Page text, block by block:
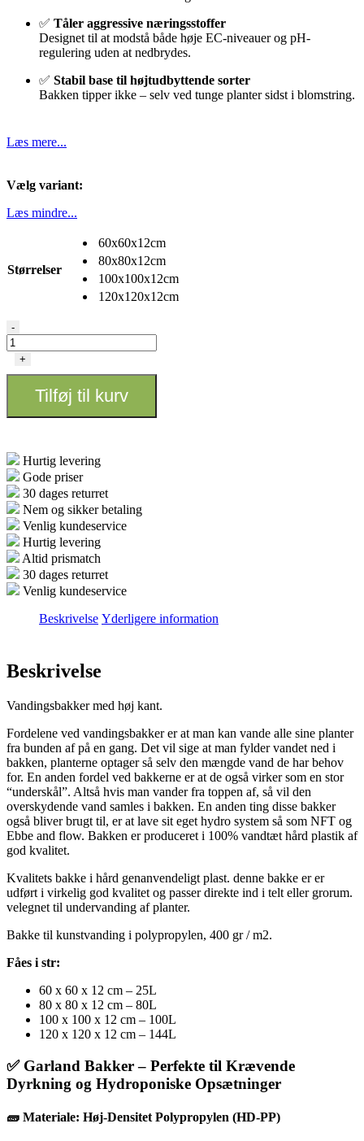
✅ Tåler aggressive næringsstoffer
Designet til at modstå både høje EC-niveauer og pH-
regulering uden at nedbrydes.
✅ Stabil base til højtudbyttende sorter
Bakken tipper ikke – selv ved tunge planter sidst i blomstring.
Læs mere...
Vælg variant:
Læs mindre...
Størrelser
60x60x12cm
80x80x12cm
100x100x12cm
120x120x12cm
GARLAND
Tray
–
-
+
Tilføj til kurv
Hurtig levering
Gode priser
30 dages returret
Nem og sikker betaling
Venlig kundeservice
Hurtig levering
Altid prismatch
30 dages returret
Venlig kundeservice
Beskrivelse Yderligere information
Beskrivelse
Vandingsbakker med høj kant.
Fordelene ved vandingsbakker er at man kan vande alle sine planter
fra bunden af på en gang. Det vil sige at man fylder vandet ned i
bakken, planterne optager så selv den mængde vand de har behov
for. En anden fordel ved bakkerne er at de også virker som en stor
“underskål”. Altså hvis man vander fra toppen af, så vil den
overskydende vand samles i bakken. En anden ting disse bakker
også bliver brugt til, er at lave sit eget hydro system så som NFT og
Ebbe and flow. Bakken er produceret i 100% vandtæt hård plastik af
god kvalitet.
Kvalitets bakke i hård genanvendeligt plast. denne bakke er er
udført i virkelig god kvalitet og passer direkte ind i telt eller grorum.
velegnet til undervanding af planter.
Bakke til kunstvanding i polypropylen, 400 gr / m2.
Fåes i str:
60 x 60 x 12 cm – 25L
80 x 80 x 12 cm – 80L
100 x 100 x 12 cm – 100L
120 x 120 x 12 cm – 144L
✅ Garland Bakker – Perfekte til Krævende
Dyrkning og Hydroponiske Opsætninger
🧱 Materiale: Høj-Densitet Polypropylen (HD-PP)